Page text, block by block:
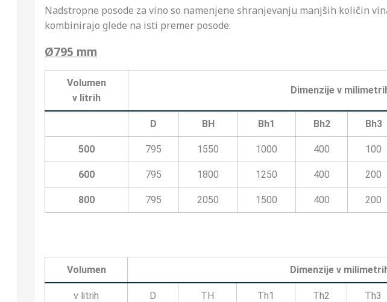
Nadstropne posode za vino so namenjene shranjevanju manjših količin
kombinirajo glede na isti premer posode.
Ø795 mm
Volumen
v litrih
Dimenzije v
D BH Bh1 Bh2 Bh3
500 795 1550 1000 400 100
600 795 1800 1250 400 200
800 795 2050 1500 400 200
Volumen Dimenzije v
v litrih D TH Th1 Th2 Th3